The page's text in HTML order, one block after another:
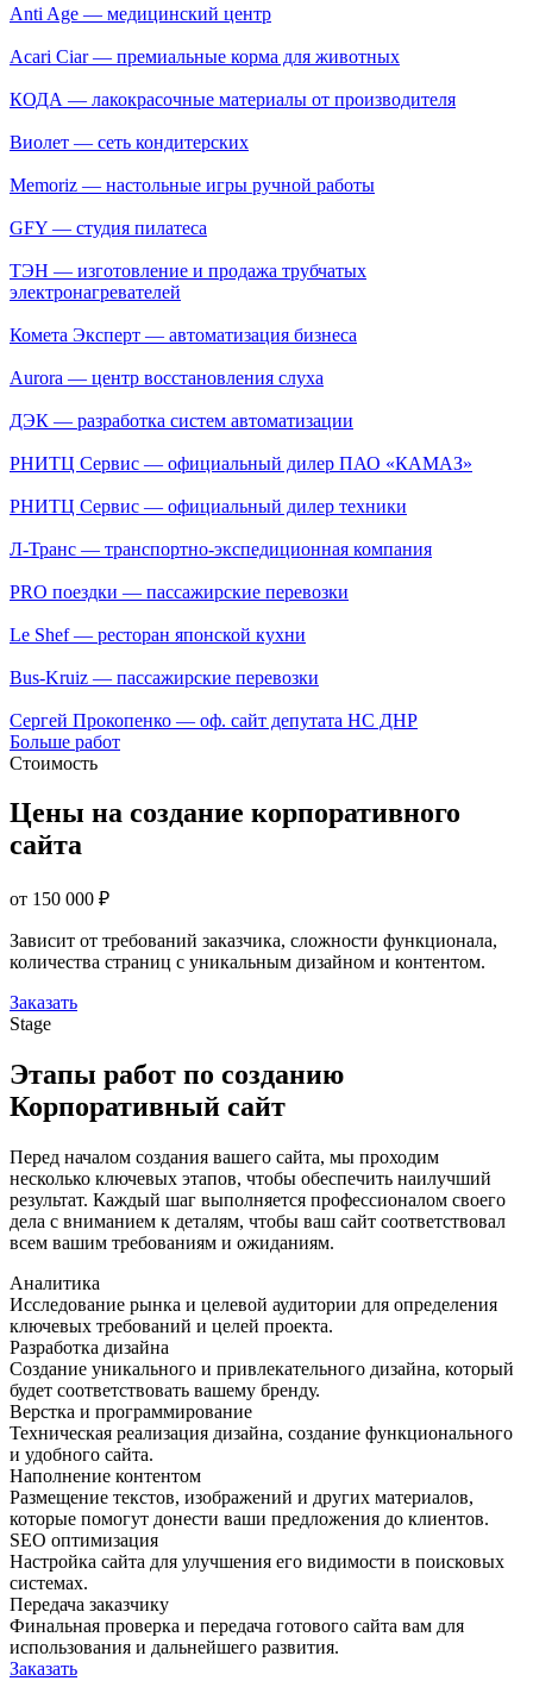
Anti Age — медицинский центр
Acari Ciar — премиальные корма для животных
КОДА — лакокрасочные материалы от производителя
Виолет — сеть кондитерских
Memoriz — настольные игры ручной работы
GFY — студия пилатеса
ТЭН — изготовление и продажа трубчатых
электронагревателей
Комета Эксперт — автоматизация бизнеса
Aurora — центр восстановления слуха
ДЭК — разработка систем автоматизации
РНИТЦ Сервис — официальный дилер ПАО «КАМАЗ»
РНИТЦ Сервис — официальный дилер техники
Л-Транс — транспортно-экспедиционная компания
PRO поездки — пассажирские перевозки
Le Shef — ресторан японской кухни
Bus-Kruiz — пассажирские перевозки
Сергей Прокопенко — оф. сайт депутата НС ДНР
Больше работ
Стоимость
Цены на создание корпоративного
сайта
от 150 000 ₽
Зависит от требований заказчика, сложности функционала,
количества страниц с уникальным дизайном и контентом.
Заказать
Stage
Этапы работ по созданию
Корпоративный сайт
Перед началом создания вашего сайта, мы проходим
несколько ключевых этапов, чтобы обеспечить наилучший
результат. Каждый шаг выполняется профессионалом своего
дела с вниманием к деталям, чтобы ваш сайт соответствовал
всем вашим требованиям и ожиданиям.
Аналитика
Исследование рынка и целевой аудитории для определения
ключевых требований и целей проекта.
Разработка дизайна
Создание уникального и привлекательного дизайна, который
будет соответствовать вашему бренду.
Верстка и программирование
Техническая реализация дизайна, создание функционального
и удобного сайта.
Наполнение контентом
Размещение текстов, изображений и других материалов,
которые помогут донести ваши предложения до клиентов.
SEO оптимизация
Настройка сайта для улучшения его видимости в поисковых
системах.
Передача заказчику
Финальная проверка и передача готового сайта вам для
использования и дальнейшего развития.
Заказать